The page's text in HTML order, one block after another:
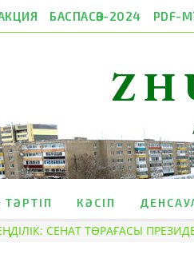
БАСПАСӨЗ-2024 PDF-
КӘСІП
СЕНАТ ТӨРАҒАСЫ